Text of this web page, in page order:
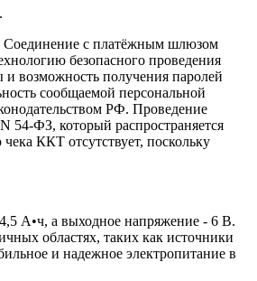
Соединение с платёжным шлюзом
безопасного проведения
и возможность получения паролей
сообщаемой персональной
РФ. Проведение
54-ФЗ, который распространяется
ККТ отсутствует, поскольку
А•ч, а выходное напряжение - 6 В.
областях, таких как источники
и надежное электропитание в